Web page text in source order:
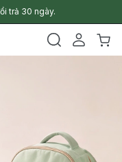
trả 30 ngày.